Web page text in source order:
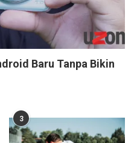
Baru Tanpa Bikin
3